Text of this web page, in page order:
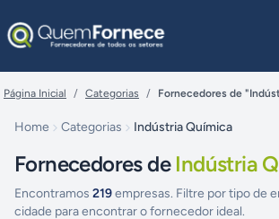
Página Inicial / Categorias / Fornecedores de
Home Categorias Indústria Química
Fornecedores de Indústria
Encontramos 219empresas. Filtre por tipo de
cidade para encontrar o fornecedor ideal.